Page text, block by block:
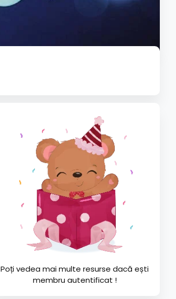
Poți vedea mai multe resurse dacă ești
membru autentificat !